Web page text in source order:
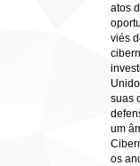
atos
viés
suas
um
os